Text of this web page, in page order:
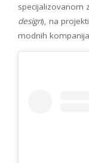
specijalizovanom
design), na
modnih